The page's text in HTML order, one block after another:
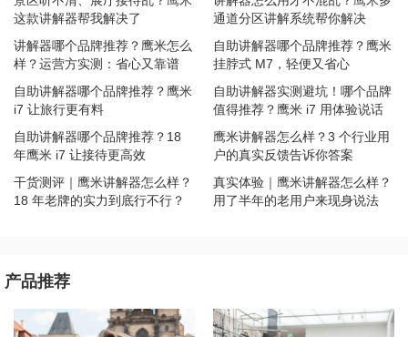
这款讲解器帮我解决了
通道分区讲解系统帮你解决
讲解器哪个品牌推荐？鹰米怎么
样？运营方实测：省心又靠谱
自助讲解器哪个品牌推荐？鹰米
挂脖式 M7，轻便又省心
自助讲解器哪个品牌推荐？鹰米
i7 让旅行更有料
自助讲解器实测避坑！哪个品牌
值得推荐？鹰米 i7 用体验说话
自助讲解器哪个品牌推荐？18
年鹰米 i7 让接待更高效
鹰米讲解器怎么样？3 个行业用
户的真实反馈告诉你答案
干货测评｜鹰米讲解器怎么样？
18 年老牌的实力到底行不行？
真实体验｜鹰米讲解器怎么样？
用了半年的老用户来现身说法
产品推荐